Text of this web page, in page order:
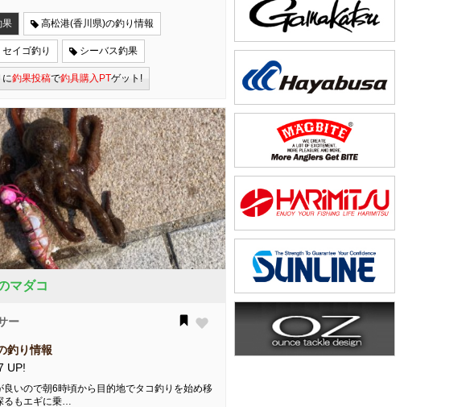
果 高松港(香川県)の釣り情報
イゴ釣り シーバス釣果
に釣果投稿で釣具購入PTゲット!
マダコ
ー
釣り情報
UP!
良いので朝6時頃から目的地でタコ釣りを始め移
るもエギに乗…